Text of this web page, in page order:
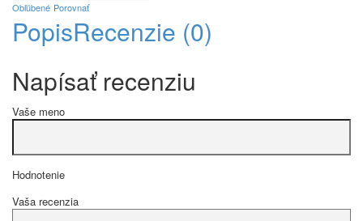
Obľúbené Porovnať
PopisRecenzie (0)
Napísať recenziu
Vaše meno
Hodnotenie
Vaša recenzia